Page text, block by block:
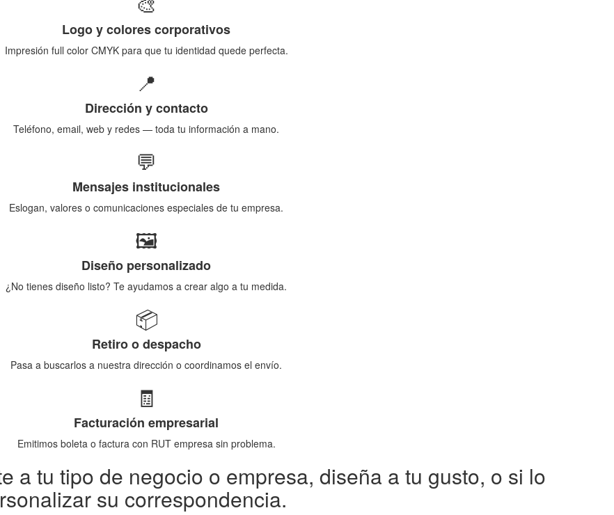
Logo y colores corporativos
Impresión full color CMYK para que tu identidad quede perfecta.
📍
Dirección y contacto
Teléfono, email, web y redes — toda tu información a mano.
💬
Mensajes institucionales
Eslogan, valores o comunicaciones especiales de tu empresa.
🖼️
Diseño personalizado
¿No tienes diseño listo? Te ayudamos a crear algo a tu medida.
📦
Retiro o despacho
Pasa a buscarlos a nuestra dirección o coordinamos el envío.
🧾
Facturación empresarial
Emitimos boleta o factura con RUT empresa sin problema.
a tu tipo de negocio o empresa, diseña a tu gusto, o si lo
su correspondencia.